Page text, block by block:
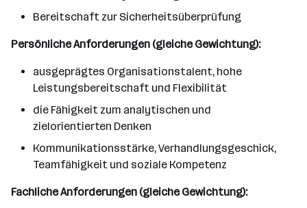
Bereitschaft zur Sicherheitsüberprüfung
Persönliche Anforderungen (gleiche Gewichtung):
ausgeprägtes Organisationstalent, hohe
Leistungsbereitschaft und Flexibilität
die Fähigkeit zum analytischen und
zielorientierten Denken
Kommunikationsstärke, Verhandlungsgeschick,
Teamfähigkeit und soziale Kompetenz
Fachliche Anforderungen (gleiche Gewichtung):